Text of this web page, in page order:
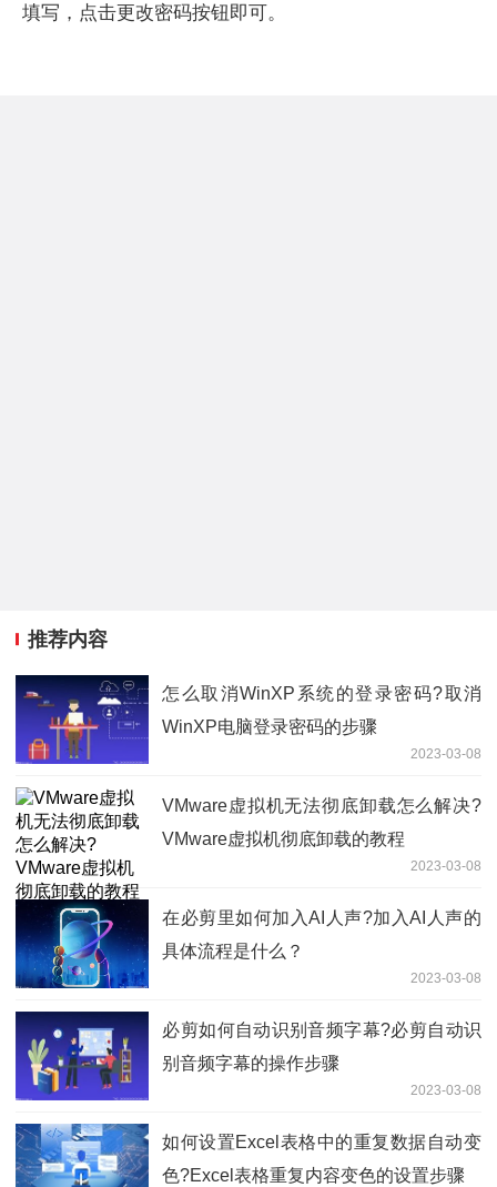
填写，点击更改密码按钮即可。
推荐内容
怎么取消WinXP系统的登录密码?取消
WinXP电脑登录密码的步骤
2023-03-08
VMware虚拟机无法彻底卸载怎么解决?
VMware虚拟机彻底卸载的教程
2023-03-08
在必剪里如何加入AI人声?加入AI人声的
具体流程是什么？
2023-03-08
​必剪如何自动识别音频字幕?必剪自动识
别音频字幕的操作步骤
2023-03-08
如何设置Excel表格中的重复数据自动变
色?Excel表格重复内容变色的设置步骤